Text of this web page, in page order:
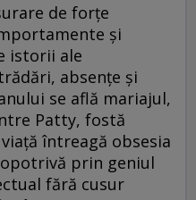
de forţe
şi
istorii ale
absenţe şi
se află mariajul,
Patty, fostă
întreagă obsesia
prin geniul
fără cusur